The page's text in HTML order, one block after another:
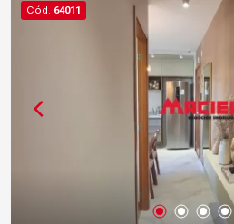
Cód. 64011